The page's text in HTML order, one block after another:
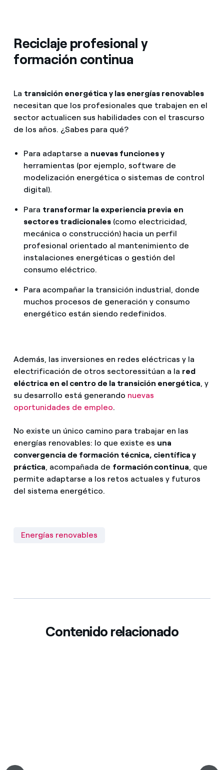
Reciclaje profesional y
formación continua
La transición energética y las energías renovables
necesitan que los profesionales que trabajen en el
sector actualicen sus habilidades con el trascurso
de los años. ¿Sabes para qué?
Para adaptarse a nuevas funciones y
herramientas (por ejemplo, software de
modelización energética o sistemas de control
digital).
Para transformar la experiencia previa en
sectores tradicionales(como electricidad,
mecánica o construcción) hacia un perfil
profesional orientado al mantenimiento de
instalaciones energéticas o gestión del
consumo eléctrico.
Para acompañar la transición industrial, donde
muchos procesos de generación y consumo
energético están siendo redefinidos.
Además, las inversiones en redes eléctricas y la
electrificación de otros sectoressitúan a la red
eléctrica en el centro de la transición energética , y
su desarrollo está generando nuevas
oportunidades de empleo.
No existe un único camino para trabajar en las
energías renovables: lo que existe es una
convergencia de formación técnica, científica y
práctica , acompañada de formación continua , que
permite adaptarse a los retos actuales y futuros
del sistema energético.
Energías renovables
Contenido relacionado